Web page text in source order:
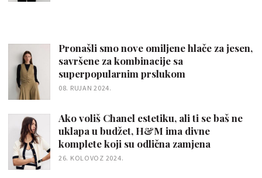
Pronašli smo nove omiljene hlače za jesen,
savršene za kombinacije sa
superpopularnim prslukom
08. RUJAN 2024.
Ako voliš Chanel estetiku, ali ti se baš ne
uklapa u budžet, H&M ima divne
komplete koji su odlična zamjena
26. KOLOVOZ 2024.